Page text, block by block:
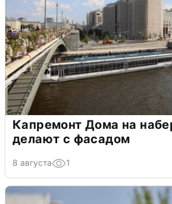
Капремонт Дома на
делают с фасадом
8 августа 1